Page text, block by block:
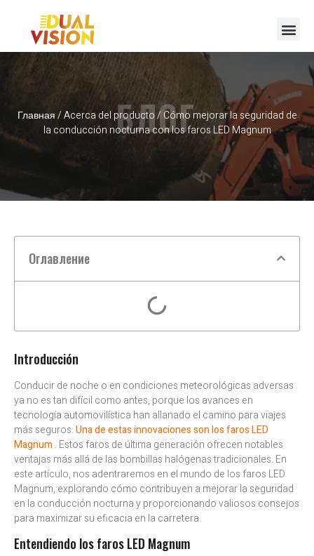
Главная/Acerca del producto/ Cómo mejorar la seguridad de
la conducción nocturna con los faros LED Magnum
БЛОГ
Оглавление
Introducción
Conducir de noche o en condiciones meteorológicas adversas
ya no es tan difícil como antes, porque los avances en
tecnología automovilística han allanado el camino para viajes
más seguros.Una de estas innovaciones son los faros LED
Magnum . Estos faros de última generación ofrecen notables
ventajas más allá de las bombillas halógenas tradicionales. En
este artículo, nos adentraremos en el mundo de los faros LED
Magnum, explorando cómo contribuyen a mejorar la seguridad
en la conducción nocturna y proporcionando valiosos consejos
para maximizar su eficacia en la carretera.
Entendiendo los faros LED Magnum